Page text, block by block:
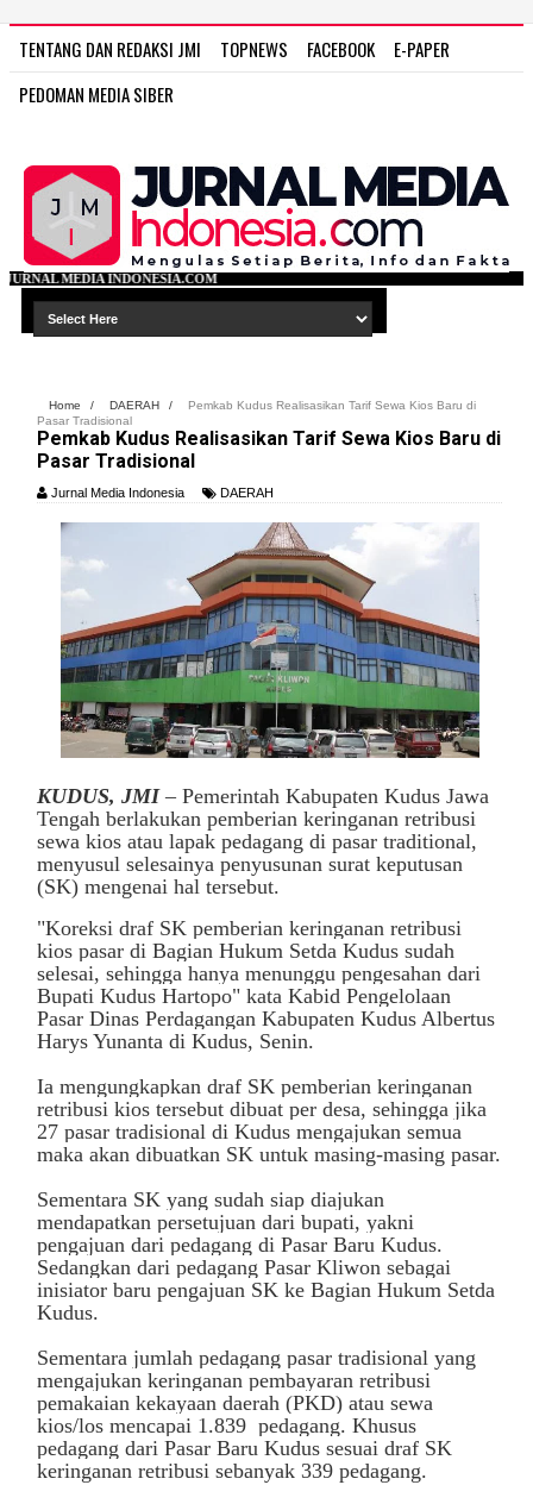
TENTANG DAN REDAKSI JMI TOPNEWS FACEBOOK
E-PAPER
PEDOMAN MEDIA SIBER
Home / DAERAH /
Pemkab Kudus Realisasikan Tarif Sewa Kios Baru di
Pasar Tradisional
Pemkab Kudus Realisasikan Tarif Sewa Kios Baru di
Pasar Tradisional
Jurnal Media Indonesia DAERAH
KUDUS, JMI– Pemerintah Kabupaten Kudus Jawa
Tengah berlakukan pemberian keringanan retribusi
sewa kios atau lapak pedagang di pasar traditional,
menyusul selesainya penyusunan surat keputusan
(SK) mengenai hal tersebut.
"Koreksi draf SK pemberian keringanan retribusi
kios pasar di Bagian Hukum Setda Kudus sudah
selesai, sehingga hanya menunggu pengesahan dari
Bupati Kudus Hartopo" kata Kabid Pengelolaan
Pasar Dinas Perdagangan Kabupaten Kudus Albertus
Harys Yunanta di Kudus, Senin.
Ia mengungkapkan draf SK pemberian keringanan
retribusi kios tersebut dibuat per desa, sehingga jika
27 pasar tradisional di Kudus mengajukan semua
maka akan dibuatkan SK untuk masing-masing pasar.
Sementara SK yang sudah siap diajukan
mendapatkan persetujuan dari bupati, yakni
pengajuan dari pedagang di Pasar Baru Kudus.
Sedangkan dari pedagang Pasar Kliwon sebagai
inisiator baru pengajuan SK ke Bagian Hukum Setda
Kudus.
Sementara jumlah pedagang pasar tradisional yang
mengajukan keringanan pembayaran retribusi
pemakaian kekayaan daerah (PKD) atau sewa
kios/los mencapai 1.839 pedagang. Khusus
pedagang dari Pasar Baru Kudus sesuai draf SK
keringanan retribusi sebanyak 339 pedagang.